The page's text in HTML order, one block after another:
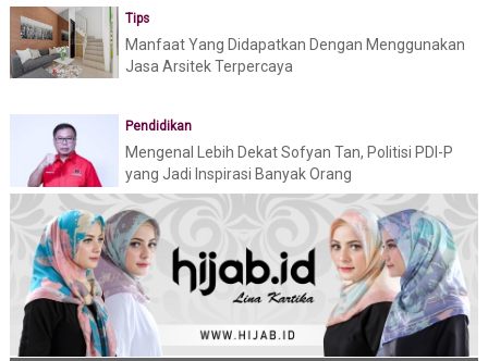
Tips
Manfaat Yang Didapatkan Dengan Menggunakan
Jasa Arsitek Terpercaya
Pendidikan
Mengenal Lebih Dekat Sofyan Tan, Politisi PDI-P
yang Jadi Inspirasi Banyak Orang